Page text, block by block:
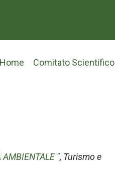
Main
Home Comitato Scientifico
AMBIENTALE", Turismo e